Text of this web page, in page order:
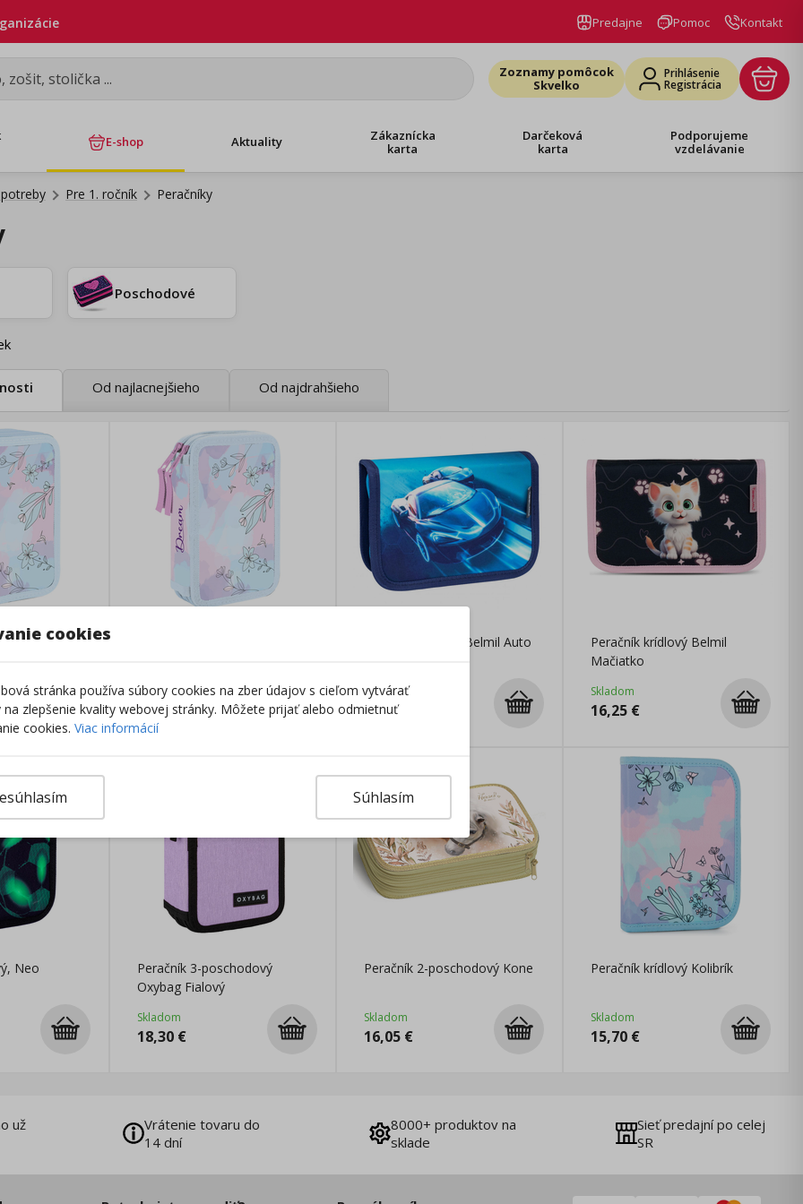
Predajne Pomoc Kontakt
Zoznamy pomôcok
Skvelko
Prihlásenie
Registrácia
E-shop Aktuality
Zákaznícka
karta
Darčeková
karta
Podporujeme
vzdelávanie
Pre 1. ročník Peračníky
Poschodové
Od najlacnejšieho Od najdrahšieho
Skladom
17,25€
Peračník krídlový Belmil Auto
Skladom
16,25
Peračník krídlový Belmil
Mačiatko
Skladom
16,25 €
Neo
Peračník 3-poschodový
Oxybag Fialový
Skladom
18,30 €
Peračník 2-poschodový Kone
Skladom
16,05 €
Peračník krídlový Kolibrík
Skladom
15,70 €
už
Vrátenie tovaru do
14 dní
8000+ produktov na
sklade
Sieť predajní po celej
SR
cookies
stránka používa súbory cookies na zber údajov s cieľom vytvárať
na zlepšenie kvality webovej stránky. Môžete prijať alebo odmietnuť
cookies. Viac informácií
Súhlasím